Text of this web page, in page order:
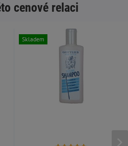
cenové relaci
Skladem